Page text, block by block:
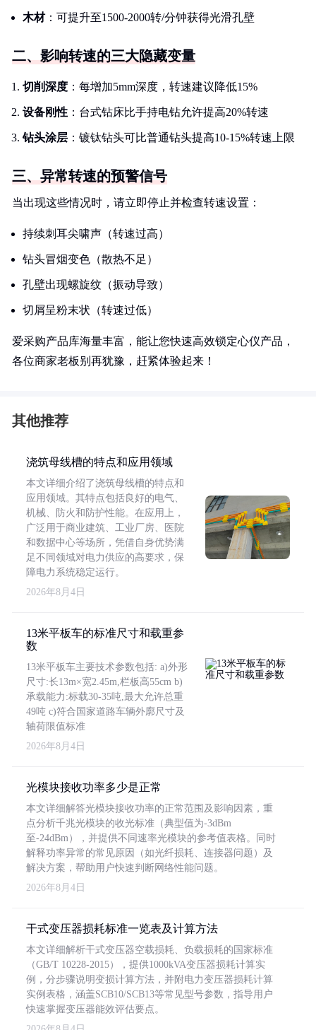
木材：可提升至1500-2000转/分钟获得光滑孔壁
二、影响转速的三大隐藏变量
切削深度 ：每增加5mm深度，转速建议降低15%
设备刚性 ：台式钻床比手持电钻允许提高20%转速
钻头涂层 ：镀钛钻头可比普通钻头提高10-15%转速上限
三、异常转速的预警信号
当出现这些情况时，请立即停止并检查转速设置：
持续刺耳尖啸声（转速过高）
钻头冒烟变色（散热不足）
孔壁出现螺旋纹（振动导致）
切屑呈粉末状（转速过低）
爱采购产品库海量丰富，能让您快速高效锁定心仪产品，
各位商家老板别再犹豫，赶紧体验起来！
其他推荐
浇筑母线槽的特点和应用领域
本文详细介绍了浇筑母线槽的特点和
应用领域。其特点包括良好的电气、
机械、防火和防护性能。在应用上，
广泛用于商业建筑、工业厂房、医院
和数据中心等场所，凭借自身优势满
足不同领域对电力供应的高要求，保
障电力系统稳定运行。
2026年8月4日
13米平板车的标准尺寸和载重参
数
13米平板车主要技术参数包括: a)外形
尺寸:长13m×宽2.45m,栏板高55cm b)
承载能力:标载30-35吨,最大允许总重
49吨 c)符合国家道路车辆外廓尺寸及
轴荷限值标准
2026年8月4日
光模块接收功率多少是正常
本文详细解答光模块接收功率的正常范围及影响因素，重
点分析千兆光模块的收光标准（典型值为-3dBm
至-24dBm），并提供不同速率光模块的参考值表格。同时
解释功率异常的常见原因（如光纤损耗、连接器问题）及
解决方案，帮助用户快速判断网络性能问题。
2026年8月4日
干式变压器损耗标准一览表及计算方法
本文详细解析干式变压器空载损耗、负载损耗的国家标准
（GB/T 10228-2015），提供1000kVA变压器损耗计算实
例，分步骤说明变损计算方法，并附电力变压器损耗计算
实例表格，涵盖SCB10/SCB13等常见型号参数，指导用户
快速掌握变压器能效评估要点。